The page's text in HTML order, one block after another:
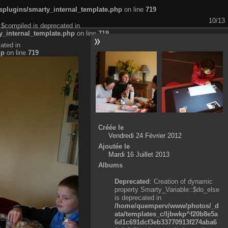
smarty_internal_template.php on line 719
10/13
is deprecated in
on line 719
in
on line 719
Créée le
Vendredi 24 Février 2012
Ajoutée le
Mardi 16 Juillet 2013
Albums
Deprecated: Creation of dynamic
property Smarty_Variable::$do_else
is deprecated in
/home/quemperv/www/photos/_d
ata/templates_c/ljbwkp^f20b8e5a
6d1c691dcf3eb33770913f274aba6